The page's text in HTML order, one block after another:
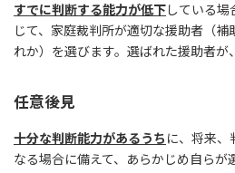
すでに判断する能力が低下している
じて、家庭裁判所が適切な援助者（
れか）を選びます。選ばれた援助者が
任意後見
十分な判断能力があるうち に、将来、
なる場合に備えて、あらかじめ自らが